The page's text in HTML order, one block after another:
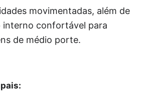
movimentadas, além de
interno confortável para
de médio porte.